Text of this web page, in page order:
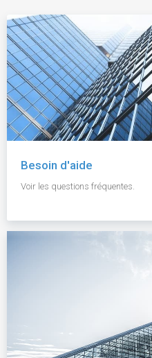
Besoin d'aide
Voir les questions fréquentes.